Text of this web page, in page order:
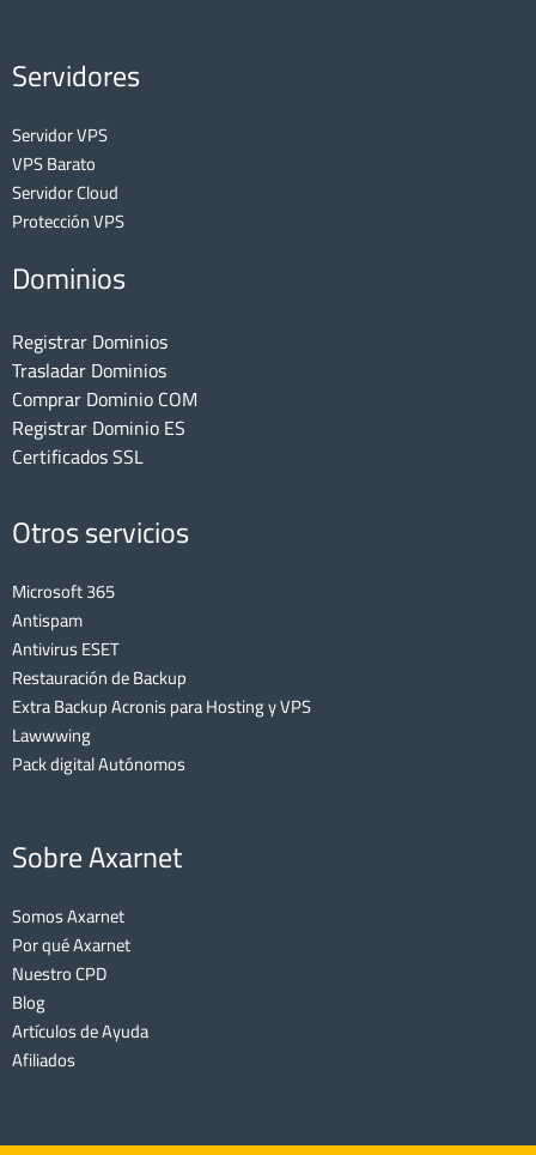
Servidores
Servidor VPS
VPS Barato
Servidor Cloud
Protección VPS
Dominios
Registrar Dominios
Trasladar Dominios
Comprar Dominio COM
Registrar Dominio ES
Certificados SSL
Otros servicios
Microsoft 365
Antispam
Antivirus ESET
Restauración de Backup
Extra Backup Acronis para Hosting y VPS
Lawwwing
Pack digital Autónomos
Sobre Axarnet
Somos Axarnet
Por qué Axarnet
Nuestro CPD
Blog
Artículos de Ayuda
Afiliados